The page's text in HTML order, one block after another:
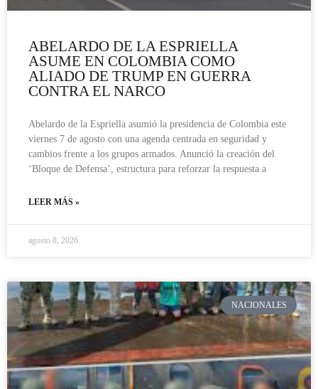
ABELARDO DE LA ESPRIELLA
ASUME EN COLOMBIA COMO
ALIADO DE TRUMP EN GUERRA
CONTRA EL NARCO
Abelardo de la Espriella asumió la presidencia de Colombia este
viernes 7 de agosto con una agenda centrada en seguridad y
cambios frente a los grupos armados. Anunció la creación del
‘Bloque de Defensa’, estructura para reforzar la respuesta a
LEER MÁS »
agosto 8, 2026
NACIONALES